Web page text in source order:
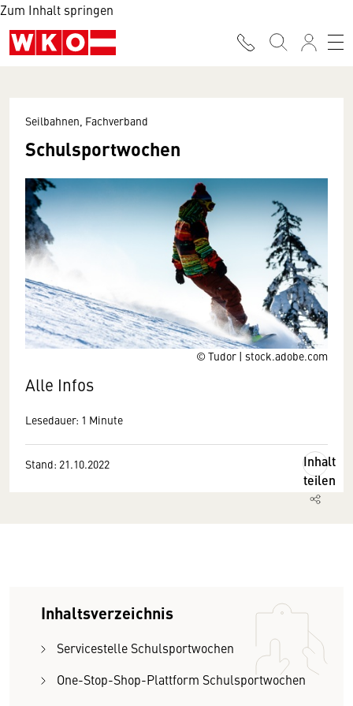
Zum Inhalt springen
© Tudor | stock.adobe.com
Seilbahnen, Fachverband
Schulsportwochen
Alle Infos
Lesedauer: 1 Minute
Stand: 21.10.2022
Inhalt
teilen
Inhaltsverzeichnis
Servicestelle Schulsportwochen
One-Stop-Shop-Plattform Schulsportwochen